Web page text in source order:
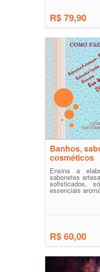
R$ 79,90
Banhos,
cosméticos
Ensina a
sabonetes
sofisticados,
essenciais
R$ 60,00